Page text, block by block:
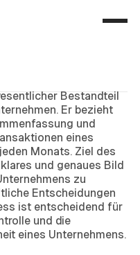
Bestandteil
Er bezieht
und
eines
Monats. Ziel des
und genaues Bild
zu
Entscheidungen
ist entscheidend für
und die
eines Unternehmens.